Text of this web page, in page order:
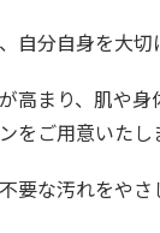
自分自身を大切
高まり、肌や
をご用意いたし
要な汚れをやさ